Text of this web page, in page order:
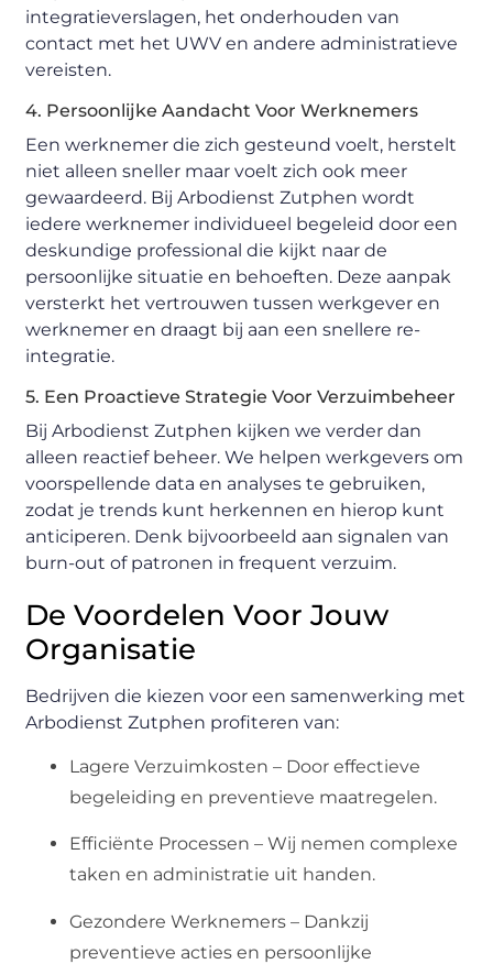
integratieverslagen, het onderhouden van
contact met het UWV en andere administratieve
vereisten.
4. Persoonlijke Aandacht Voor Werknemers
Een werknemer die zich gesteund voelt, herstelt
niet alleen sneller maar voelt zich ook meer
gewaardeerd. Bij Arbodienst Zutphen wordt
iedere werknemer individueel begeleid door een
deskundige professional die kijkt naar de
persoonlijke situatie en behoeften. Deze aanpak
versterkt het vertrouwen tussen werkgever en
werknemer en draagt bij aan een snellere re-
integratie.
5. Een Proactieve Strategie Voor Verzuimbeheer
Bij Arbodienst Zutphen kijken we verder dan
alleen reactief beheer. We helpen werkgevers om
voorspellende data en analyses te gebruiken,
zodat je trends kunt herkennen en hierop kunt
anticiperen. Denk bijvoorbeeld aan signalen van
burn-out of patronen in frequent verzuim.
De Voordelen Voor Jouw
Organisatie
Bedrijven die kiezen voor een samenwerking met
Arbodienst Zutphen profiteren van:
Lagere Verzuimkosten – Door effectieve
begeleiding en preventieve maatregelen.
Efficiënte Processen – Wij nemen complexe
taken en administratie uit handen.
Gezondere Werknemers – Dankzij
preventieve acties en persoonlijke